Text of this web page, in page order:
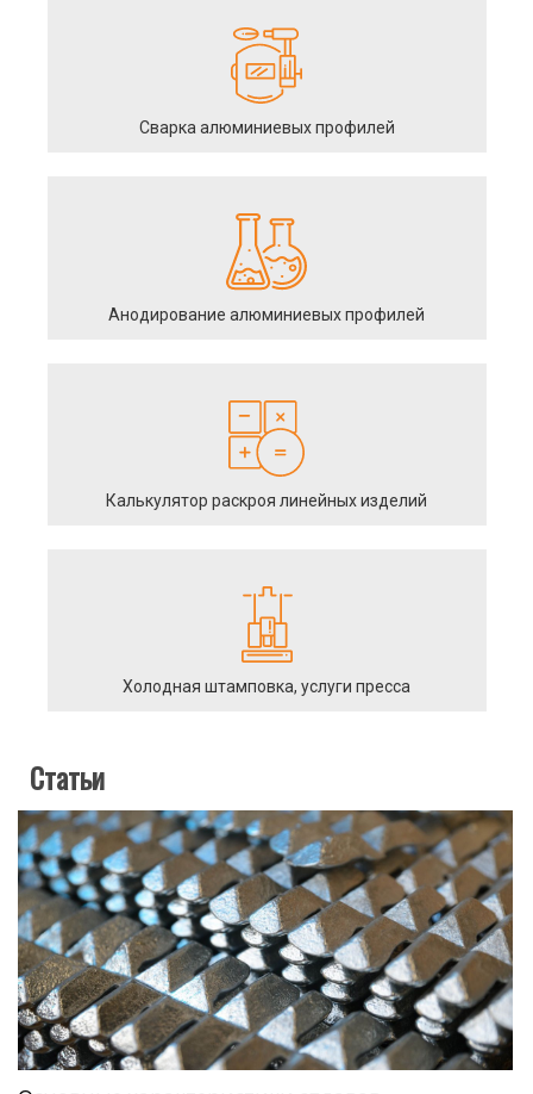
Сварка алюминиевых профилей
Анодирование алюминиевых профилей
Калькулятор раскроя линейных изделий
Холодная штамповка, услуги пресса
Статьи